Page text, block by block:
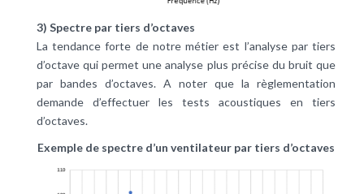
3) Spectre par tiers d’octaves
La tendance forte de notre métier est l’analyse par tiers
d’octave qui permet une analyse plus précise du bruit que
par bandes d’octaves. A noter que la règlementation
demande d’effectuer les tests acoustiques en tiers
d’octaves.
Exemple de spectre d’un ventilateur par tiers d’octaves